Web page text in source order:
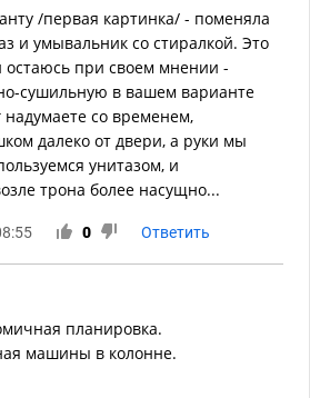
/первая картинка/ - поменяла
и умывальник со стиралкой. Это
остаюсь при своем мнении -
сушильную в вашем варианте
надумаете со временем,
далеко от двери, а руки мы
унитазом, и
трона более насущно...
0 Ответить
планировка.
машины в колонне.